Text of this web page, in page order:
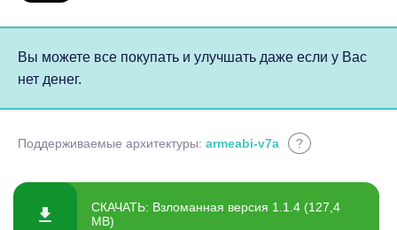
Вы можете все покупать и улучшать даже если у Вас
нет денег.
Поддерживаемые архитектуры: armeabi-v7a ?
СКАЧАТЬ: Взломанная версия 1.1.4 (127,4
MB)